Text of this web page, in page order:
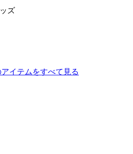
ズ
イテムをすべて見る